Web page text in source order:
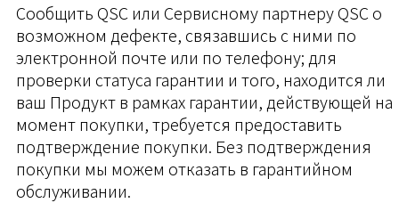
Сообщить QSC или Сервисному партнеру QSC о
возможном дефекте, связавшись с ними по
электронной почте или по телефону; для
проверки статуса гарантии и того, находится ли
ваш Продукт в рамках гарантии, действующей на
момент покупки, требуется предоставить
подтверждение покупки. Без подтверждения
покупки мы можем отказать в гарантийном
обслуживании.